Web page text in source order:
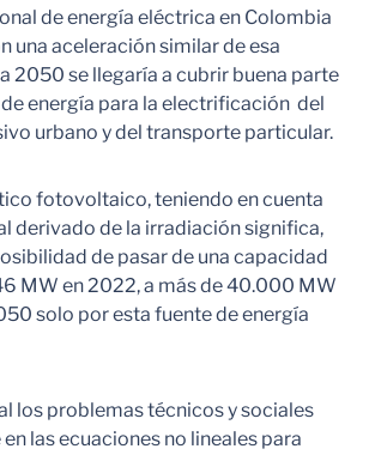
de energía eléctrica en Colombia
una aceleración similar de esa
2050 se llegaría a cubrir buena parte
energía para la electrificación del
urbano y del transporte particular.
fotovoltaico, teniendo en cuenta
derivado de la irradiación significa,
de pasar de una capacidad
MW en 2022, a más de 40.000 MW
solo por esta fuente de energía
los problemas técnicos y sociales
las ecuaciones no lineales para